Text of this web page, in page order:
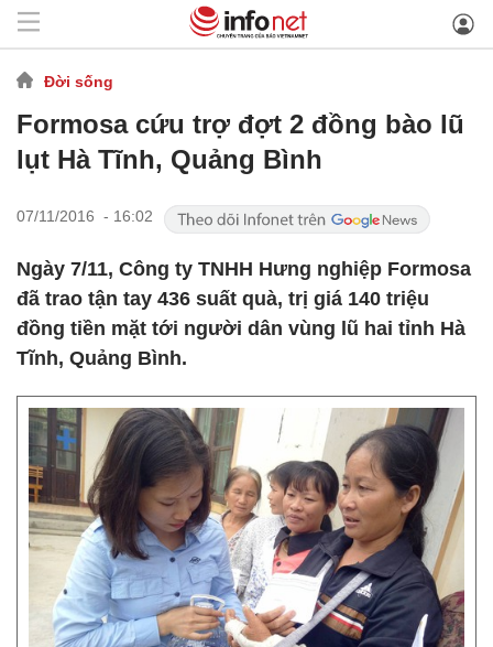
Đời sống
Formosa cứu trợ đợt 2 đồng bào lũ
lụt Hà Tĩnh, Quảng Bình
07/11/2016 - 16:02
Ngày 7/11, Công ty TNHH Hưng nghiệp Formosa
đã trao tận tay 436 suất quà, trị giá 140 triệu
đồng tiền mặt tới người dân vùng lũ hai tỉnh Hà
Tĩnh, Quảng Bình.